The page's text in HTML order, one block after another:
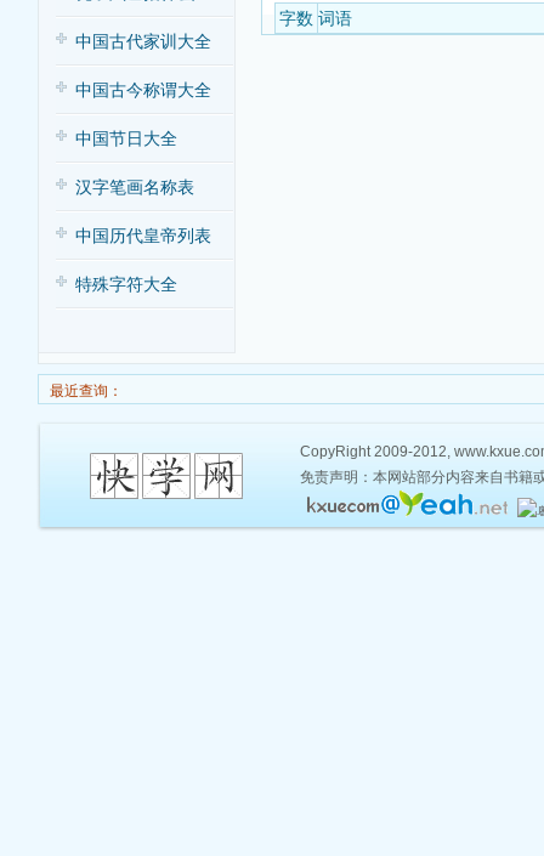
中国古代家训大全
中国古今称谓大全
中国节日大全
汉字笔画名称表
中国历代皇帝列表
特殊字符大全
字数 词语
最近查询：
CopyRight 2009-2012,
免责声明：本网站部分内容来自书籍